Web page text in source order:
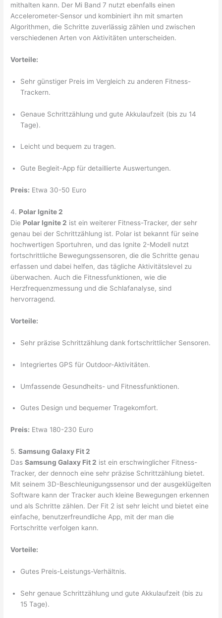
mithalten kann. Der Mi Band 7 nutzt ebenfalls einen
Accelerometer-Sensor und kombiniert ihn mit smarten
Algorithmen, die Schritte zuverlässig zählen und zwischen
verschiedenen Arten von Aktivitäten unterscheiden.
Vorteile:
Sehr günstiger Preis im Vergleich zu anderen Fitness-
Trackern.
Genaue Schrittzählung und gute Akkulaufzeit (bis zu 14
Tage).
Leicht und bequem zu tragen.
Gute Begleit-App für detaillierte Auswertungen.
Preis: Etwa 30-50 Euro
4. Polar Ignite 2
Die Polar Ignite 2 ist ein weiterer Fitness-Tracker, der sehr
genau bei der Schrittzählung ist. Polar ist bekannt für seine
hochwertigen Sportuhren, und das Ignite 2-Modell nutzt
fortschrittliche Bewegungssensoren, die die Schritte genau
erfassen und dabei helfen, das tägliche Aktivitätslevel zu
überwachen. Auch die Fitnessfunktionen, wie die
Herzfrequenzmessung und die Schlafanalyse, sind
hervorragend.
Vorteile:
Sehr präzise Schrittzählung dank fortschrittlicher Sensoren.
Integriertes GPS für Outdoor-Aktivitäten.
Umfassende Gesundheits- und Fitnessfunktionen.
Gutes Design und bequemer Tragekomfort.
Preis: Etwa 180-230 Euro
5.Samsung Galaxy Fit 2
DasSamsung Galaxy Fit 2 ist ein erschwinglicher Fitness-
Tracker, der dennoch eine sehr präzise Schrittzählung bietet.
Mit seinem 3D-Beschleunigungssensor und der ausgeklügelten
Software kann der Tracker auch kleine Bewegungen erkennen
und als Schritte zählen. Der Fit 2 ist sehr leicht und bietet eine
einfache, benutzerfreundliche App, mit der man die
Fortschritte verfolgen kann.
Vorteile:
Gutes Preis-Leistungs-Verhältnis.
Sehr genaue Schrittzählung und gute Akkulaufzeit (bis zu
15 Tage).